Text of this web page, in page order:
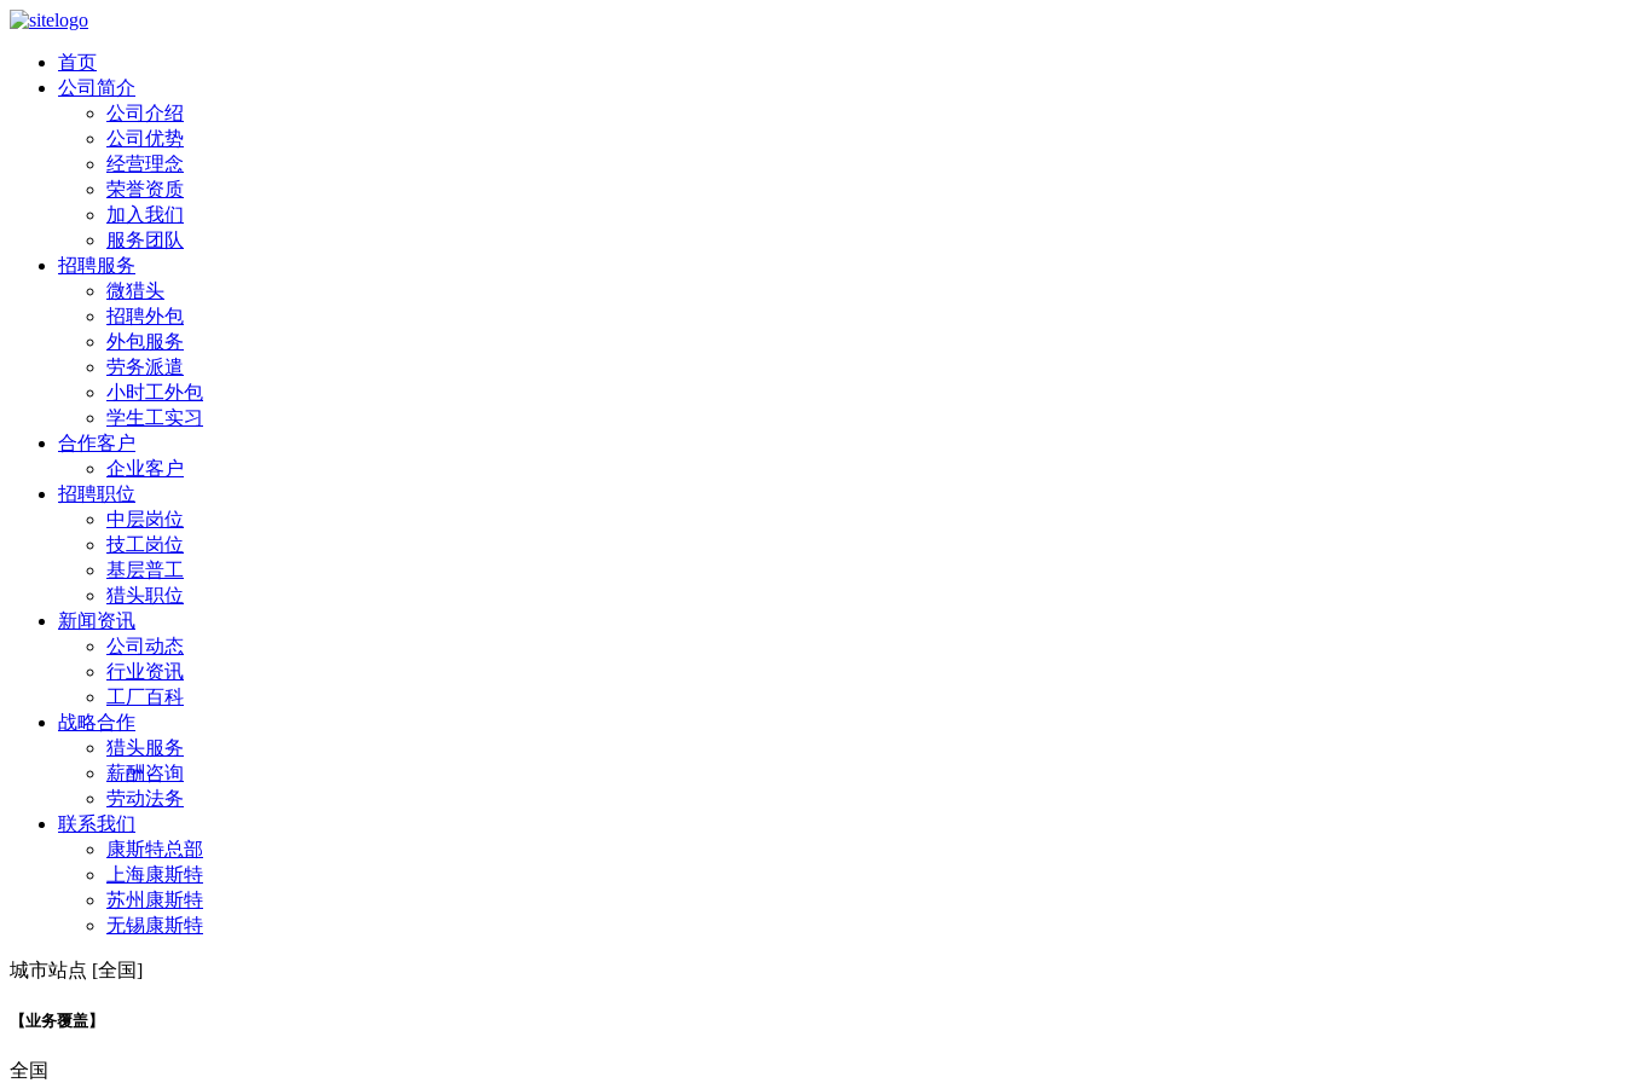
首页
公司简介
公司介绍
公司优势
经营理念
荣誉资质
加入我们
服务团队
招聘服务
微猎头
招聘外包
外包服务
劳务派遣
小时工外包
学生工实习
合作客户
企业客户
招聘职位
中层岗位
技工岗位
基层普工
猎头职位
新闻资讯
公司动态
行业资讯
工厂百科
战略合作
猎头服务
薪酬咨询
劳动法务
联系我们
康斯特总部
上海康斯特
苏州康斯特
无锡康斯特
城市站点 [全国]
【业务覆盖】
全国